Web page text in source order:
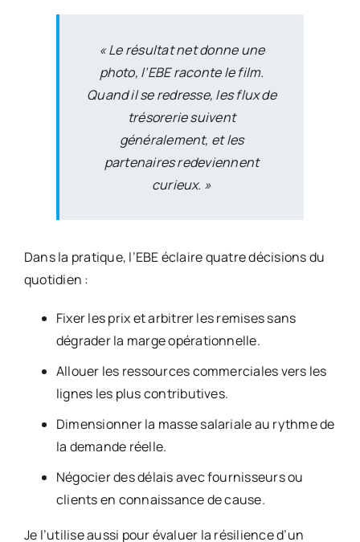
« Le résultat net donne une
photo, l’EBE raconte le film.
Quand il se redresse, les flux de
trésorerie suivent
généralement, et les
partenaires redeviennent
curieux. »
Dans la pratique, l’EBE éclaire quatre décisions du
quotidien :
Fixer les prix et arbitrer les remises sans
dégrader la marge opérationnelle.
Allouer les ressources commerciales vers les
lignes les plus contributives.
Dimensionner la masse salariale au rythme de
la demande réelle.
Négocier des délais avec fournisseurs ou
clients en connaissance de cause.
Je l’utilise aussi pour évaluer la résilience d’un